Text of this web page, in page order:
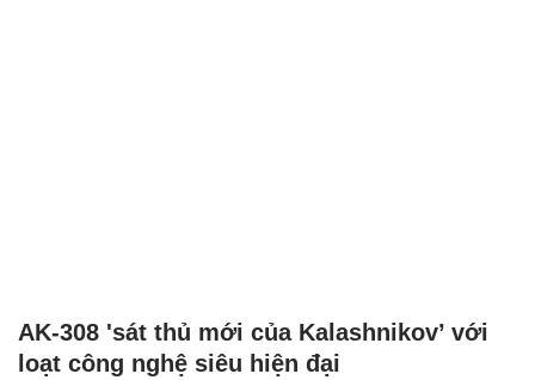
AK-308 'sát thủ mới của Kalashnikov’ với
loạt công nghệ siêu hiện đại